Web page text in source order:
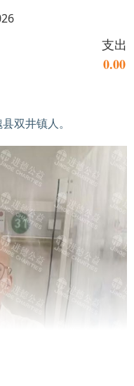
支出
0.00
双井镇人。